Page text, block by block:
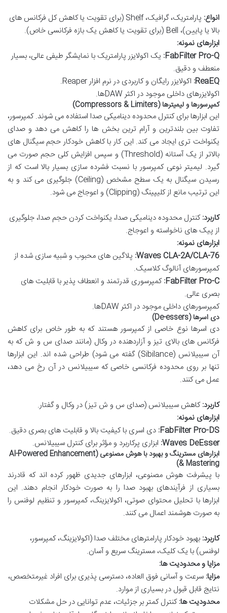
انواع:
پارامتریک، گرافیک، Shelf (برای تقویت یا کاهش کل فرکانس های
بالا یا پایین)، Bell (برای تقویت یا کاهش یک بازه فرکانسی خاص).
ابزارهای نمونه:
FabFilter Pro-Q: یک اکولایزر پارامتریک با نمایشگر طیفی عالی، بسیار
منعطف و دقیق.
ReaEQ: اکولایزر رایگان و کاربردی در نرم افزار Reaper.
اکولایزرهای داخلی موجود در اکثر DAWها.
کمپرسورها و لیمیترها (Compressors & Limiters)
این ابزارها برای کنترل محدوده دینامیکی صدا استفاده می شوند. کمپرسور،
تفاوت بین بلندترین و آرام ترین بخش ها را کاهش می دهد و صدای
یکنواخت تری ایجاد می کند. این کار با کاهش خودکار حجم سیگنال های
بالاتر از یک آستانه (Threshold) و سپس افزایش کلی حجم صورت می
گیرد. لیمیتر نوعی کمپرسور با نسبت فشرده سازی بسیار بالا است که از
رسیدن سیگنال به یک سطح مشخص (Ceiling) جلوگیری می کند و به
این ترتیب مانع از کلیپینگ (Clipping) و اعوجاج می شود.
کاربرد:کنترل محدوده دینامیکی صدا، یکنواخت کردن حجم صدا، جلوگیری
از پیک های ناخواسته و اعوجاج.
ابزارهای نمونه:
Waves CLA-2A/CLA-76: پلاگین های محبوب و شبیه سازی شده از
کمپرسورهای آنالوگ کلاسیک.
FabFilter Pro-C: کمپرسوری قدرتمند و انعطاف پذیر با قابلیت های
بصری عالی.
کمپرسورهای داخلی موجود در اکثر DAWها.
دی اسرها (De-essers)
دی اسرها نوع خاصی از کمپرسور هستند که به طور خاص برای کاهش
فرکانس های بالای تیز و آزاردهنده در وکال (مانند صدای س و ش که به
آن سیبیلانس (Sibilance) گفته می شود) طراحی شده اند. این ابزارها
تنها بر روی محدوده فرکانسی خاصی که سیبیلانس در آن رخ می دهد،
عمل می کنند.
کاربرد:کاهش سیبیلانس (صدای س و ش تیز) در وکال و گفتار.
ابزارهای نمونه:
FabFilter Pro-DS: دی اسری با کیفیت بالا و قابلیت های بصری دقیق.
Waves DeEsser: ابزاری پرکاربرد و مؤثر برای کنترل سیبیلانس.
ابزارهای مسترینگ و بهبود با هوش مصنوعی (AI-Powered Enhancement
& Mastering)
با پیشرفت هوش مصنوعی، ابزارهای جدیدی ظهور کرده اند که قادرند
بسیاری از فرآیندهای بهبود صدا را به صورت خودکار انجام دهند. این
ابزارها با تحلیل محتوای صوتی، اکولایزینگ، کمپرسور و تنظیم لوفنس را
به صورت هوشمند اعمال می کنند.
کاربرد: بهبود خودکار پارامترهای مختلف صدا (اکولایزینگ، کمپرسور،
لوفنس) با یک کلیک، مسترینگ سریع و آسان.
مزایا و محدودیت ها:
مزایا: سرعت و آسانی فوق العاده، دسترسی پذیری برای افراد غیرمتخصص،
نتایج قابل قبول در بسیاری از موارد.
محدودیت ها:کنترل کمتر بر جزئیات، عدم توانایی در حل مشکلات